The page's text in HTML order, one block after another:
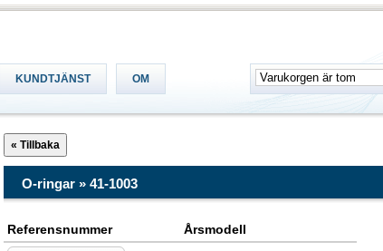
KUNDTJÄNST OM
O-ringar » 41-1003
Referensnummer Årsmodell